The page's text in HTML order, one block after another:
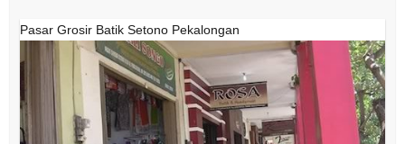
Pasar Grosir Batik Setono Pekalongan